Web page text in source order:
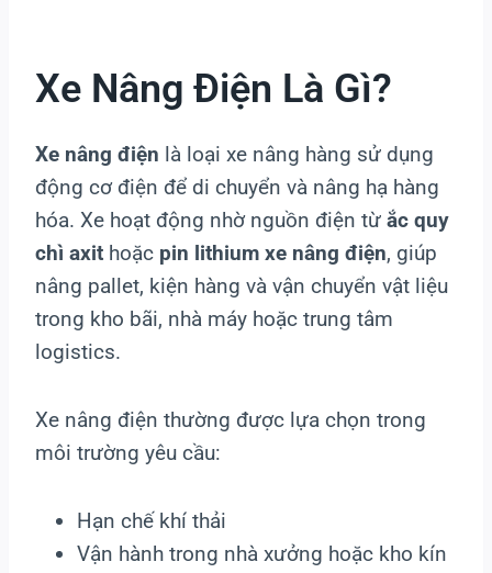
Xe Nâng Điện Là Gì?
Xe nâng điện là loại xe nâng hàng sử dụng
động cơ điện để di chuyển và nâng hạ hàng
hóa. Xe hoạt động nhờ nguồn điện từ ắc quy
chì axit hoặc pin lithium xe nâng điện, giúp
nâng pallet, kiện hàng và vận chuyển vật liệu
trong kho bãi, nhà máy hoặc trung tâm
logistics.
Xe nâng điện thường được lựa chọn trong
môi trường yêu cầu:
Hạn chế khí thải
Vận hành trong nhà xưởng hoặc kho kín